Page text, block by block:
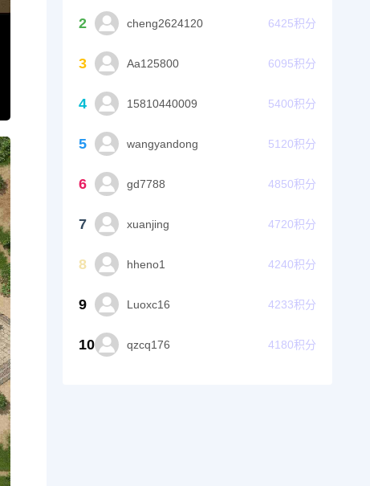
2 cheng2624120 6425积分
3 Aa125800 6095积分
4 15810440009 5400积分
5 wangyandong 5120积分
6 gd7788 4850积分
7 xuanjing 4720积分
8 hheno1 4240积分
9 Luoxc16 4233积分
10 qzcq176 4180积分